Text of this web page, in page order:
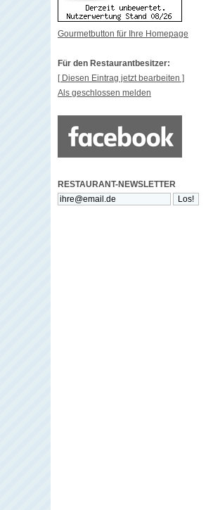
Gourmetbutton für Ihre Homepage
Für den Restaurantbesitzer:
[ Diesen Eintrag jetzt bearbeiten ]
Als geschlossen melden
RESTAURANT-NEWSLETTER